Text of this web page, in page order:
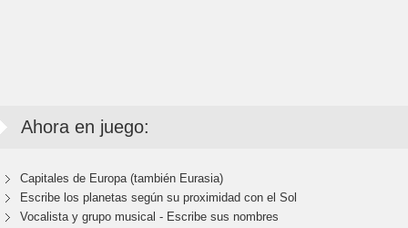
Ahora en juego:
Capitales de Europa (también Eurasia)
Escribe los planetas según su proximidad con el Sol
Vocalista y grupo musical - Escribe sus nombres